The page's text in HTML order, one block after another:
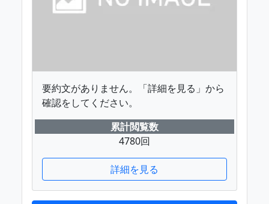
要約文がありません。「詳細を見る」から
確認をしてください。
累計閲覧数
4780回
詳細を見る